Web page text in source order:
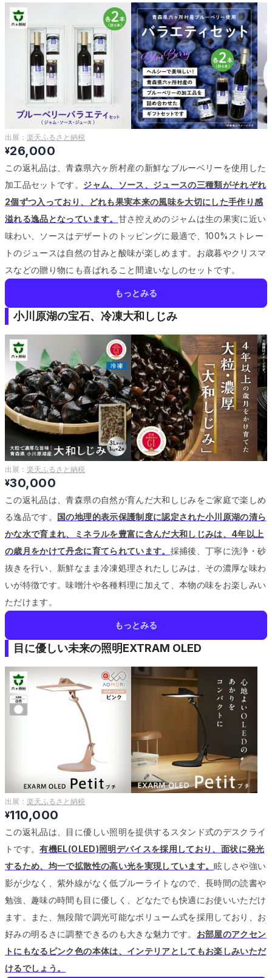
出展： 楽天ふるさと納税
¥26,000
この返礼品は、青森県六ヶ所村産の新鮮なブルーベリーを使用した
加工品セットです。 ジャム、ソース、ジュースの三種類がそれぞれ
2個ずつ入っており、どれも果実本来の風味を大切にした手作り感
溢れる逸品となっています。 甘さ控えめのジャムは生の果実に近い
味わい、ソースはデザートのトッピングに最適で、100%ストレー
トのジュースは自然の甘みと酸味が楽しめます。 お歳暮やクリスマ
スなどの贈り物にも喜ばれること間違いなしのセットです。
もっとみる
小川原湖の宝石、冷凍大和しじみ
出展： 楽天ふるさと納税
¥30,000
この返礼品は、青森県の自然が育んだ大和しじみをご家庭で楽しめ
る逸品です。 国の地理的表示保護制度に認定された小川原湖の清ら
かな水で育まれ、ミネラルを豊富に含んだ大和しじみは、4年以上
の歳月をかけて丹念に育てられています。 採捕後、丁寧に洗浄・砂
抜きを行い、新鮮なまま冷凍処理されたしじみは、その濃厚な味わ
いが特徴です。味噌汁や各種料理に加えて、本物の味をお楽しみい
ただけます。
もっとみる
目に優しい未来の照明EXTRAM OLED
出展： 楽天ふるさと納税
¥110,000
この返礼品は、目に優しい照明を提供するスタンド式のデスクライ
トです。有機EL(OLED)照明デバイスを採用しており、面状に発光
するため、均一で拡散性の高い光を実現しています。眩しさや強い
影が少なく、紫外線がなく低ブルーライトなので、長時間の読書や
勉強、趣味の時間も目に優しく、どなたでも快適にお使いいただけ
ます。
また、無段階で調光可能なボリューム式を採用しており、お
好みの明るさに調整できるのも大きな魅力です。 お部屋のアクセン
トにもなるピンク色の本体は、インテリアとしてもお楽しみいただ
けるでしょう。